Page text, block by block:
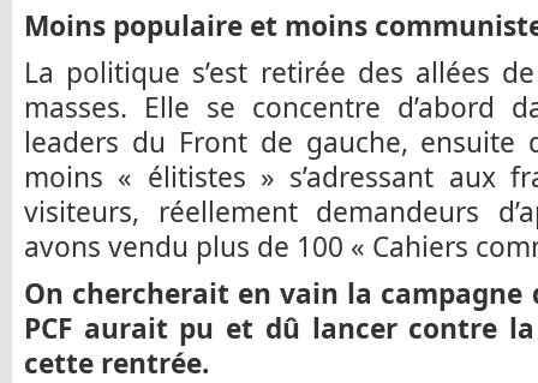
Moins populaire et moins
La politique s’est retirée des allées
masses. Elle se concentre d’abord
leaders du Front de gauche, ensuite
moins « élitistes » s’adressant aux
visiteurs, réellement demandeurs
avons vendu plus de 100 « Cahiers
On chercherait en vain la campagne
PCF aurait pu et dû lancer contre
cette rentrée.